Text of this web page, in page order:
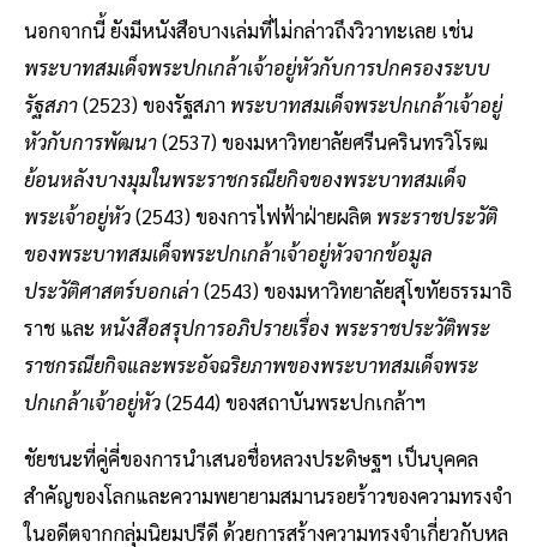
นอกจากนี้ ยังมีหนังสือบางเล่มที่ไม่กล่าวถึงวิวาทะเลย เช่น
พระบาทสมเด็จพระปกเกล้าเจ้าอยู่หัวกับการปกครองระบบ
รัฐสภา(2523) ของรัฐสภา พระบาทสมเด็จพระปกเกล้าเจ้าอยู่
หัวกับการพัฒนา(2537) ของมหาวิทยาลัยศรีนครินทรวิโรฒ
ย้อนหลังบางมุมในพระราชกรณียกิจของพระบาทสมเด็จ
พระเจ้าอยู่หัว(2543) ของการไฟฟ้าฝ่ายผลิต พระราชประวัติ
ของพระบาทสมเด็จพระปกเกล้าเจ้าอยู่หัวจากข้อมูล
ประวัติศาสตร์บอกเล่า(2543) ของมหาวิทยาลัยสุโขทัยธรรมาธิ
ราช และ หนังสือสรุปการอภิปรายเรื่อง พระราชประวัติพระ
ราชกรณียกิจและพระอัจฉริยภาพของพระบาทสมเด็จพระ
ปกเกล้าเจ้าอยู่หัว(2544) ของสถาบันพระปกเกล้าฯ
ชัยชนะที่คู่คี่ของการนำเสนอชื่อหลวงประดิษฐฯ เป็นบุคคล
สำคัญของโลกและความพยายามสมานรอยร้าวของความทรงจำ
ในอดีตจากกลุ่มนิยมปรีดี ด้วยการสร้างความทรงจำเกี่ยวกับหล